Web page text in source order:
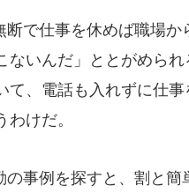
で仕事を休めば職場か
ないんだ」ととがめら
て、電話も入れずに仕
けだ。
事例を探すと、割と